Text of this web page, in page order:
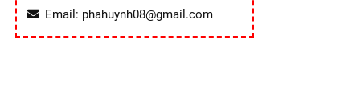
Email: phahuynh08@gmail.com